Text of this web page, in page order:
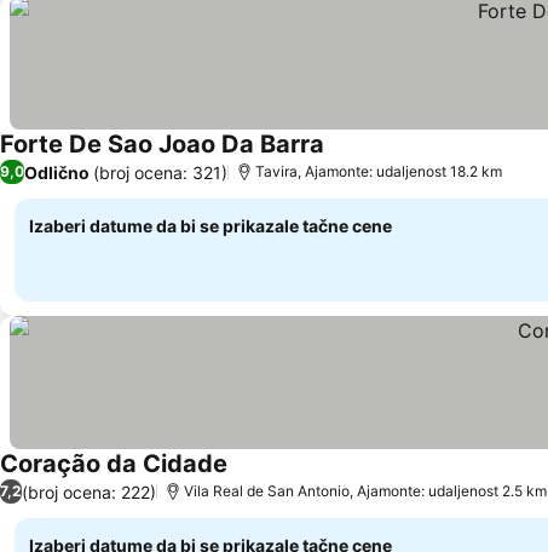
Forte De Sao Joao Da Barra
9,0Odlično (broj ocena: 321) Tavira, Ajamonte: udaljenost 18.2 km
Izaberi datume da bi se prikazale tačne cene
Coração da Cidade
7,2(broj ocena: 222) Vila Real de San Antonio, Ajamonte: udaljenost 2.5 km
Izaberi datume da bi se prikazale tačne cene